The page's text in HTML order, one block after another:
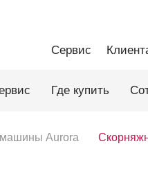
Сервис
Где купить
Aurora